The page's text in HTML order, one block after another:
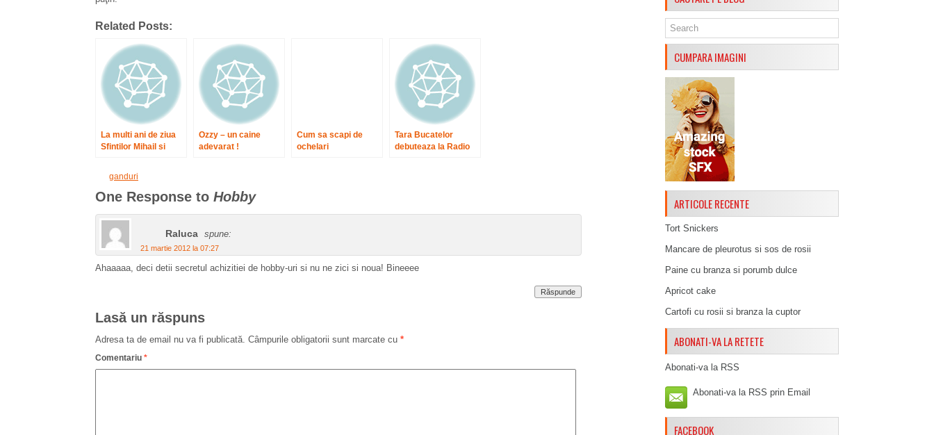
Related Posts:
La multi ani de ziua
Sfintilor Mihail si
Ozzy – un caine
adevarat !
Cum sa scapi de
ochelari
Tara Bucatelor
debuteaza la Radio
ganduri
One Response to Hobby
Raluca spune:
21 martie 2012 la 07:27
Ahaaaaa, deci detii secretul achizitiei de hobby-uri si nu ne zici si noua! Bineeee
Răspunde
Lasă un răspuns
Adresa ta de email nu va fi publicată. Câmpurile obligatorii sunt marcate cu *
Comentariu *
CUMPARA IMAGINI
ARTICOLE RECENTE
Tort Snickers
Mancare de pleurotus si sos de rosii
Paine cu branza si porumb dulce
Apricot cake
Cartofi cu rosii si branza la cuptor
ABONATI-VA LA RETETE
Abonati-va la RSS
Abonati-va la RSS prin Email
FACEBOOK